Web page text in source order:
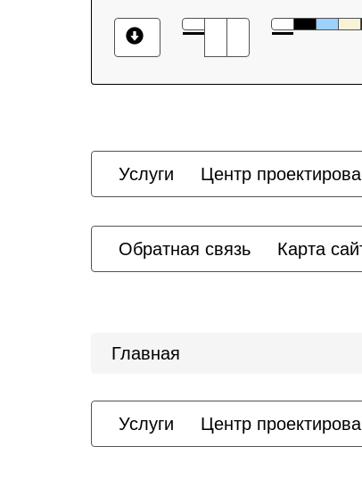
Услуги Центр
Обратная связь Карта
Главная
Услуги Центр